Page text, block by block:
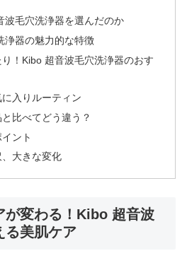
波毛穴洗浄器を選んだのか
浄器の魅力的な特徴
！Kibo 超音波毛穴洗浄器のおす
入りルーティン
比べてどう違う？
ント
大きな変化
が変わる！Kibo 超音波
る美肌ケア